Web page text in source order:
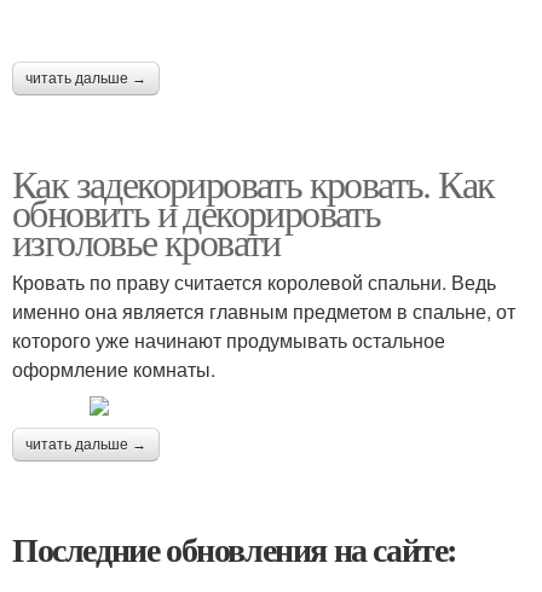
читать дальше →
Как задекорировать кровать. Как
обновить и декорировать
изголовье кровати
Кровать по праву считается королевой спальни. Ведь
именно она является главным предметом в спальне, от
которого уже начинают продумывать остальное
оформление комнаты.
читать дальше →
Последние обновления на сайте: